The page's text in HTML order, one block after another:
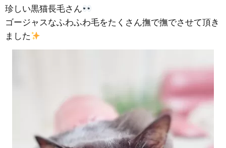
珍しい黒猫長毛さん
ゴージャスなふわふわ毛をたくさん撫で撫でさせて頂き
ました